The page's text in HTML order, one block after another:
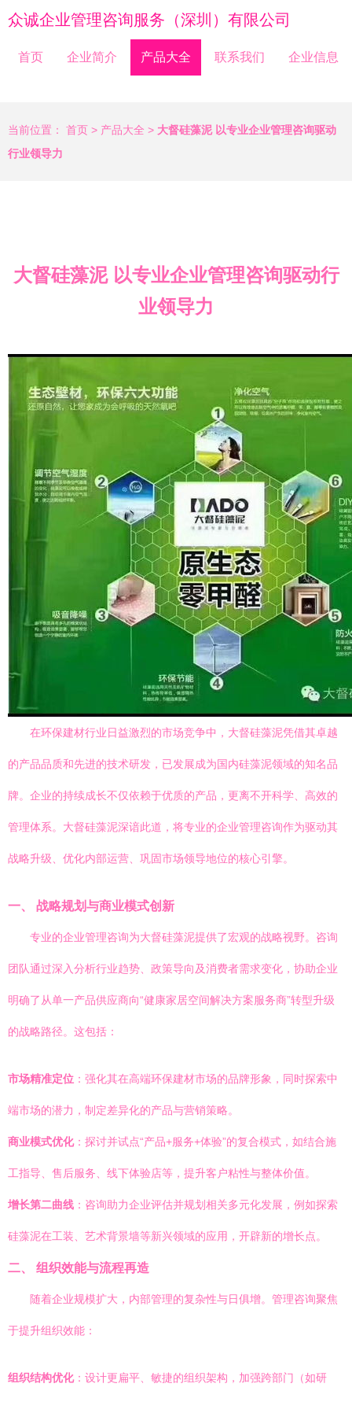
众诚企业管理咨询服务（深圳）有限公司
首页 企业简介 产品大全 联系我们 企业信息
当前位置： 首页 > 产品大全 > 大督硅藻泥 以专业企业管理咨询驱动
行业领导力
大督硅藻泥 以专业企业管理咨询驱动行
业领导力
在环保建材行业日益激烈的市场竞争中，大督硅藻泥凭借其卓越
的产品品质和先进的技术研发，已发展成为国内硅藻泥领域的知名品
牌。企业的持续成长不仅依赖于优质的产品，更离不开科学、高效的
管理体系。大督硅藻泥深谙此道，将专业的企业管理咨询作为驱动其
战略升级、优化内部运营、巩固市场领导地位的核心引擎。
一、 战略规划与商业模式创新
专业的企业管理咨询为大督硅藻泥提供了宏观的战略视野。咨询
团队通过深入分析行业趋势、政策导向及消费者需求变化，协助企业
明确了从单一产品供应商向“健康家居空间解决方案服务商”转型升级
的战略路径。这包括：
市场精准定位 ：强化其在高端环保建材市场的品牌形象，同时探索中
端市场的潜力，制定差异化的产品与营销策略。
商业模式优化：探讨并试点“产品+服务+体验”的复合模式，如结合施
工指导、售后服务、线下体验店等，提升客户粘性与整体价值。
增长第二曲线 ：咨询助力企业评估并规划相关多元化发展，例如探索
硅藻泥在工装、艺术背景墙等新兴领域的应用，开辟新的增长点。
二、 组织效能与流程再造
随着企业规模扩大，内部管理的复杂性与日俱增。管理咨询聚焦
于提升组织效能：
组织结构优化：设计更扁平、敏捷的组织架构，加强跨部门（如研